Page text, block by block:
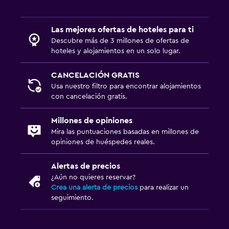
Sistema de entretenimiento
Sala de estar/TV compartida
Lavandería
Las mejores ofertas de hoteles para ti
Descubre más de 3 millones de ofertas de
hoteles y alojamientos en un solo lugar.
CANCELACIÓN GRATIS
Usa nuestro filtro para encontrar alojamientos
con cancelación gratis.
Millones de opiniones
Mira las puntuaciones basadas en millones de
opiniones de huéspedes reales.
Alertas de precios
¿Aún no quieres reservar?
Crea una alerta de precios para realizar un
seguimiento.